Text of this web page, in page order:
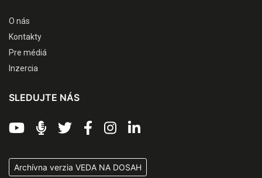
O nás
Kontakty
Pre médiá
Inzercia
SLEDUJTE NÁS
Archívna verzia VEDA NA DOSAH